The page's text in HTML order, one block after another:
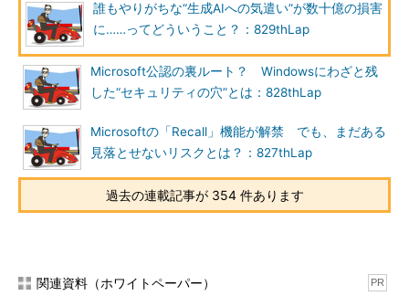
誰もやりがちな“生成AIへの気遣い”が数十億の損害
に……ってどういうこと？：829thLap
Microsoft公認の裏ルート？ Windowsにわざと残
した“セキュリティの穴”とは：828thLap
Microsoftの「Recall」機能が解禁 でも、まだある
見落とせないリスクとは？：827thLap
過去の連載記事が 354 件あります
関連資料（ホワイトペーパー） PR